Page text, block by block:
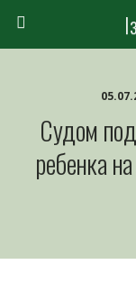
Судом
ребенка